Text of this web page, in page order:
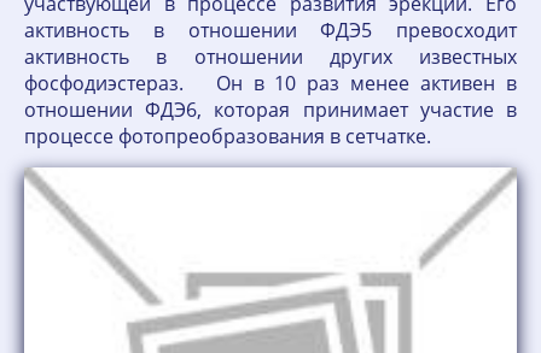
активность в отношении ФДЭ5 превосходит
активность в отношении других известных
фосфодиэстераз. Он в 10 раз менее активен в
отношении ФДЭ6, которая принимает участие в
процессе фотопреобразования в сетчатке.